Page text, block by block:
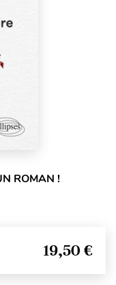
ROMAN !
19,50 €